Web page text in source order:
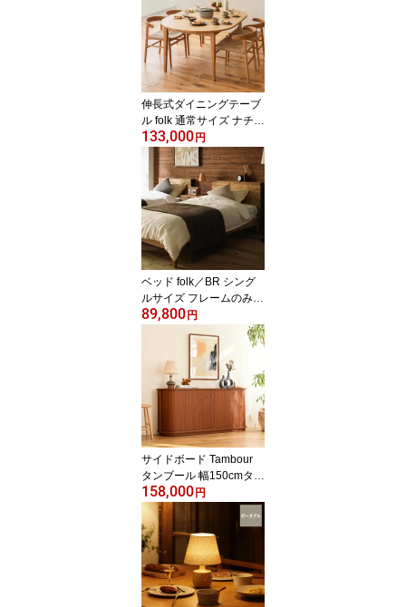
イ キャメル オリーブ ゆ
ったり スツール ワイド
【フェザー飛び出し改善
済】
伸長式ダイニングテーブ
ル folk 通常サイズ ナチュ
ラル ブラウン ヴィンテ
ージレッド ブラック 北
欧 オーク 無垢材 木製 お
しゃれ
133,000 円
ベッド folk／BR シング
ルサイズ フレームのみ
寝具 木製 ヴィンテージ
無垢材 ブラウン
89,800 円
サイドボード Tambour
タンブール 幅150cmタイ
プ リビング リビング収
納 ダイニング収納 ウッ
ド キャビネット 収納棚
蛇腹式 木製
158,000 円